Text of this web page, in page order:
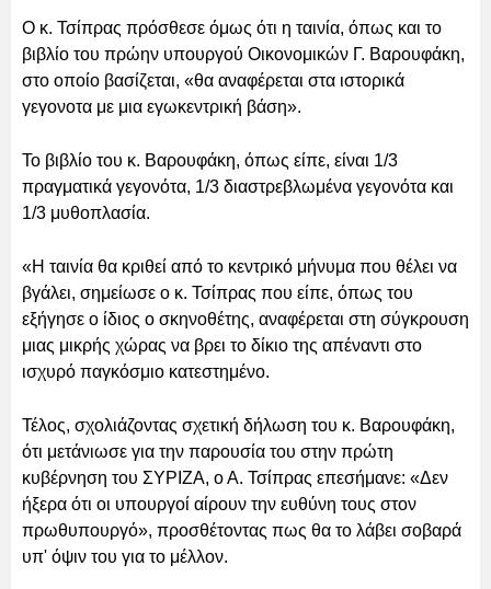
Ο κ. Τσίπρας πρόσθεσε όμως ότι η ταινία, όπως και το
βιβλίο του πρώην υπουργού Οικονομικών Γ. Βαρουφάκη,
στο οποίο βασίζεται, «θα αναφέρεται στα ιστορικά
γεγονοτα με μια εγωκεντρική βάση».
Το βιβλίο του κ. Βαρουφάκη, όπως είπε, είναι 1/3
πραγματικά γεγονότα, 1/3 διαστρεβλωμένα γεγονότα και
1/3 μυθοπλασία.
«Η ταινία θα κριθεί από το κεντρικό μήνυμα που θέλει να
βγάλει, σημείωσε ο κ. Τσίπρας που είπε, όπως του
εξήγησε ο ίδιος ο σκηνοθέτης, αναφέρεται στη σύγκρουση
μιας μικρής χώρας να βρει το δίκιο της απέναντι στο
ισχυρό παγκόσμιο κατεστημένο.
Τέλος, σχολιάζοντας σχετική δήλωση του κ. Βαρουφάκη,
ότι μετάνιωσε για την παρουσία του στην πρώτη
κυβέρνηση του ΣΥΡΙΖΑ, ο Α. Τσίπρας επεσήμανε: «Δεν
ήξερα ότι οι υπουργοί αίρουν την ευθύνη τους στον
πρωθυπουργό», προσθέτοντας πως θα το λάβει σοβαρά
υπ' όψιν του για το μέλλον.